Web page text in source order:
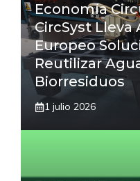
Economía
CircSyst Lleva
Europeo
Reutilizar
Biorresiduos
1 julio 2026